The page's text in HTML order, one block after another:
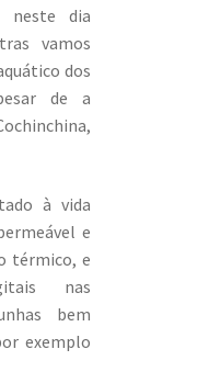
neste dia
vamos
dos
de a
à vida
e
térmico, e
nas
bem
exemplo